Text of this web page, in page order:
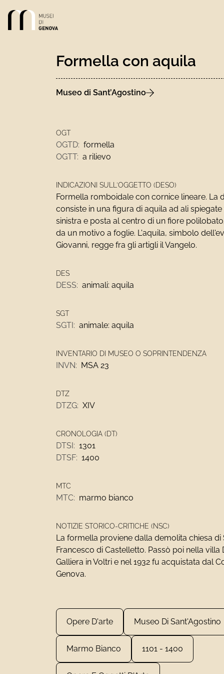
Link alla homepage
Formella con aquila
Museo di Sant’Agostino
OGT
OGTD: formella
OGTT: a rilievo
INDICAZIONI SULL'OGGETTO (DESO)
Formella romboidale con cornice lineare. La
consiste in una figura di aquila ad ali
sinistra e posta al centro di un fiore
da un motivo a foglie. L'aquila, simbolo
Giovanni, regge fra gli artigli il Vangelo.
DES
DESS: animali: aquila
SGT
SGTI: animale: aquila
INVENTARIO DI MUSEO O SOPRINTENDENZA
INVN: MSA 23
DTZ
DTZG: XIV
CRONOLOGIA (DT)
DTSI: 1301
DTSF: 1400
MTC
MTC: marmo bianco
NOTIZIE STORICO-CRITICHE (NSC)
La formella proviene dalla demolita chiesa di
Francesco di Castelletto. Passò poi nella villa
Galliera in Voltri e nel 1932 fu acquistata dal
Genova.
Opere D'arte Museo Di Sant'Agostino
Marmo Bianco 1101 - 1400